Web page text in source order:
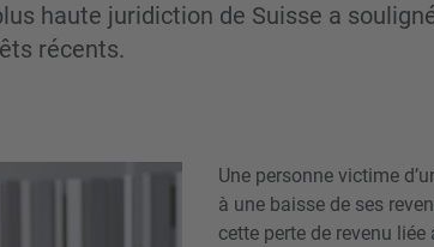
haute juridiction de Suisse a
récents.
Une personne victime
à une baisse de ses
cette perte de revenu